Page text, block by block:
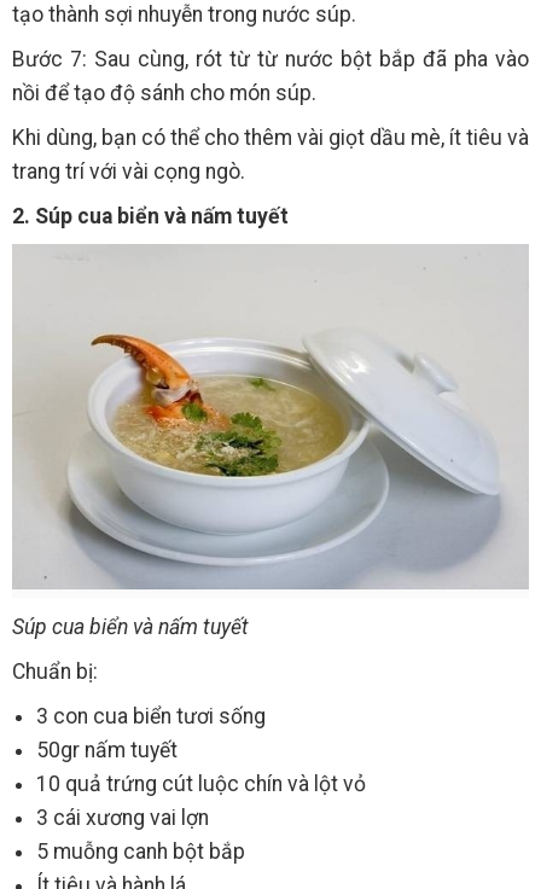
tạo thành sợi nhuyễn trong nước súp.
Bước 7: Sau cùng, rót từ từ nước bột bắp đã pha vào
nồi để tạo độ sánh cho món súp.
Khi dùng, bạn có thể cho thêm vài giọt dầu mè, ít tiêu và
trang trí với vài cọng ngò.
2. Súp cua biển và nấm tuyết
Súp cua biển và nấm tuyết
Chuẩn bị:
3 con cua biển tươi sống
50gr nấm tuyết
10 quả trứng cút luộc chín và lột vỏ
3 cái xương vai lợn
5 muỗng canh bột bắp